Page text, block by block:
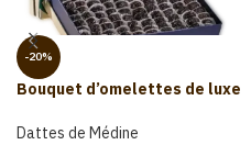
-20%
Bouquet d’omelettes de luxe
Dattes de Médine